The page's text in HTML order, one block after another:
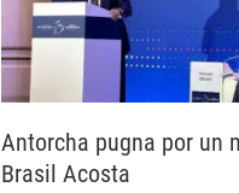
Antorcha pugna por un
Brasil Acosta